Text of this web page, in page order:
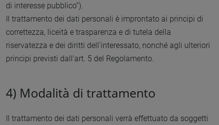
di interesse pubblico”).
Il trattamento dei dati personali è improntato ai principi di
correttezza, liceità e trasparenza e di tutela della
riservatezza e dei diritti dell’interessato, nonché agli ulteriori
principi previsti dall’art. 5 del Regolamento.
4) Modalità di trattamento
Il trattamento dei dati personali verrà effettuato da soggetti